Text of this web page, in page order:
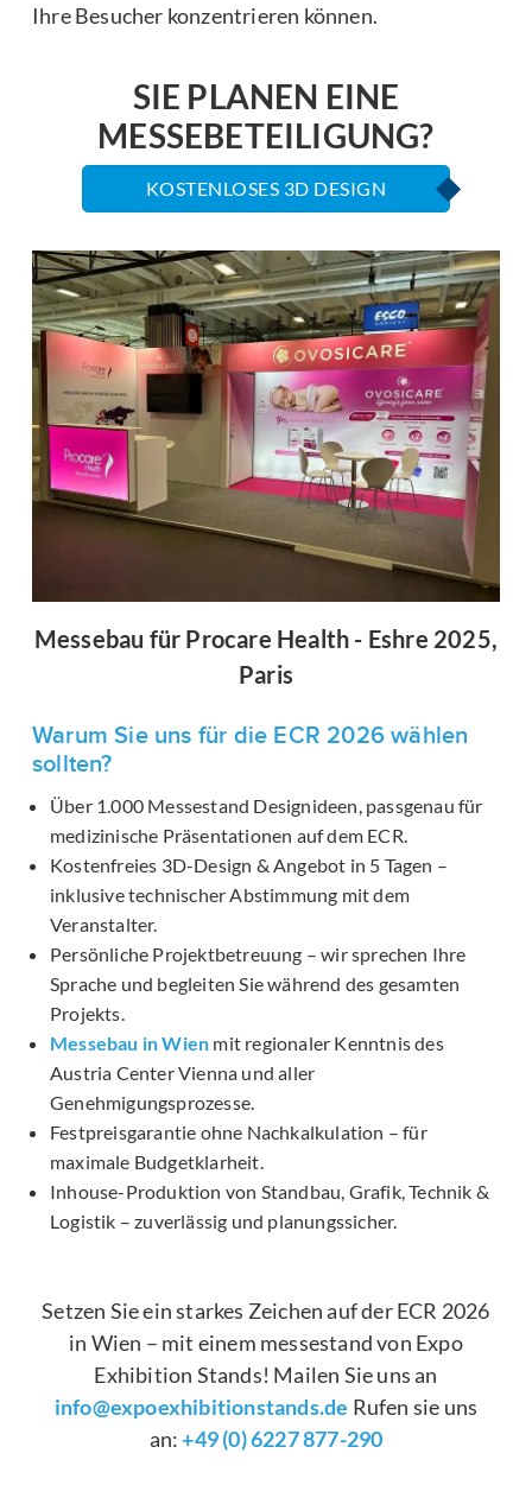
Ihre Besucher konzentrieren können.
SIE PLANEN EINE
MESSEBETEILIGUNG?
KOSTENLOSES 3D DESIGN
Messebau für Procare Health - Eshre 2025,
Paris
Warum Sie uns für die ECR 2026 wählen
sollten?
Über 1.000 Messestand Designideen, passgenau für
medizinische Präsentationen auf dem ECR.
Kostenfreies 3D-Design & Angebot in 5 Tagen –
inklusive technischer Abstimmung mit dem
Veranstalter.
Persönliche Projektbetreuung – wir sprechen Ihre
Sprache und begleiten Sie während des gesamten
Projekts.
Messebau in Wien mit regionaler Kenntnis des
Austria Center Vienna und aller
Genehmigungsprozesse.
Festpreisgarantie ohne Nachkalkulation – für
maximale Budgetklarheit.
Inhouse-Produktion von Standbau, Grafik, Technik &
Logistik – zuverlässig und planungssicher.
Setzen Sie ein starkes Zeichen auf der ECR 2026
in Wien – mit einem messestand von Expo
Exhibition Stands! Mailen Sie uns an
info@expoexhibitionstands.de Rufen sie uns
an:+49 (0) 6227 877-290